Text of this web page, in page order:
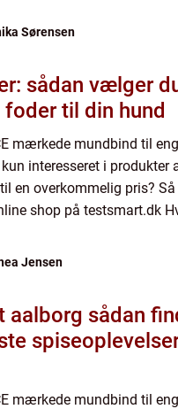
Sørensen
sådan vælger
til din hund
mærkede mundbind til
interesseret i produkter
en overkommelig pris?
shop på testsmart.dk
Jensen
sådan finder
mærkede mundbind til